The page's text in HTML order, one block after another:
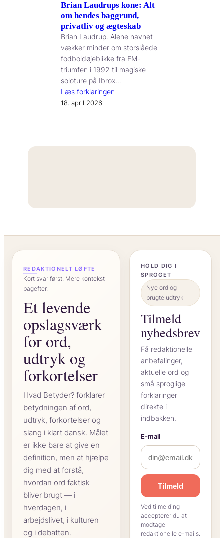
Brian Laudrups kone: Alt
om hendes baggrund,
privatliv og ægteskab
Brian Laudrup. Alene navnet
vækker minder om storslåede
fodboldøjeblikke fra EM-
triumfen i 1992 til magiske
soloture på Ibrox…
Læs forklaringen
18. april 2026
“
REDAKTIONELT LØFTE
Kort svar først. Mere kontekst
bagefter.
Et levende
opslagsværk
for ord,
udtryk og
forkortelser
Hvad Betyder? forklarer
betydningen af ord,
udtryk, forkortelser og
slang i klart dansk. Målet
er ikke bare at give en
definition, men at hjælpe
dig med at forstå,
hvordan ord faktisk
bliver brugt — i
hverdagen, i
arbejdslivet, i kulturen
og i debatten.
HOLD DIG I
SPROGET
Nye ord og
brugte udtryk
Tilmeld
nyhedsbrev
Få redaktionelle
anbefalinger,
aktuelle ord og
små sproglige
forklaringer
direkte i
indbakken.
E-mail
Tilmeld
Ved tilmelding
accepterer du at
modtage
redaktionelle e-mails.